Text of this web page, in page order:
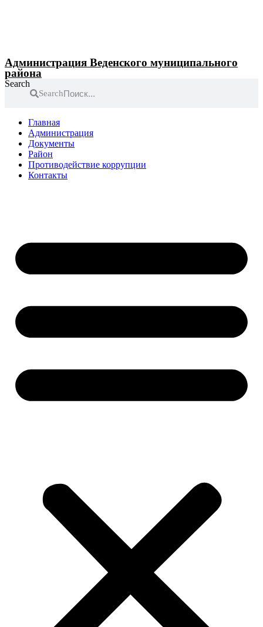
Администрация Веденского муниципального
района
Search
Search
Главная
Администрация
Документы
Район
Противодействие коррупции
Контакты